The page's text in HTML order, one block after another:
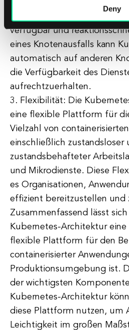
Deny
verfügbar und
eines Knotenausfalls kann
automatisch auf anderen
die Verfügbarkeit des
aufrechtzuerhalten.
3. Flexibilität: Die
eine flexible Plattform für
Vielzahl von
einschließlich zustandsloser
zustandsbehafteter
und Mikrodienste. Diese
es Organisationen,
effizient bereitzustellen und
Zusammenfassend lässt
Kubernetes-Architektur
flexible Plattform für den
containerisierter
Produktionsumgebung ist.
der wichtigsten
Kubernetes-Architektur
diese Plattform nutzen, um
Leichtigkeit im großen